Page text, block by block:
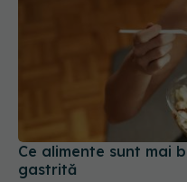
Ce alimente sunt mai
18 iul 2026, 11:00